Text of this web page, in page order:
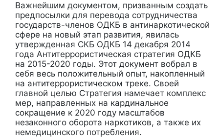
Важнейшим документом, призванным создать
предпосылки для перевода сотрудничества
государств-членов ОДКБ в антинаркотической
сфере на новый этап развития, явилась
утвержденная СКБ ОДКБ 14 декабря 2014
года Антитеррористическая стратегия ОДКБ
на 2015-2020 годы. Этот документ вобрал в
себя весь положительный опыт, накопленный
на антитеррористическом треке. Своей
главной целью Стратегия намечает комплекс
мер, направленных на кардинальное
сокращение к 2020 году масштабов
незаконного оборота наркотиков, а также их
немедицинского потребления.